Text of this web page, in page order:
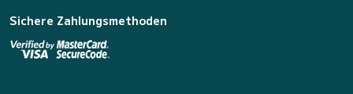
Sichere Zahlungsmethoden